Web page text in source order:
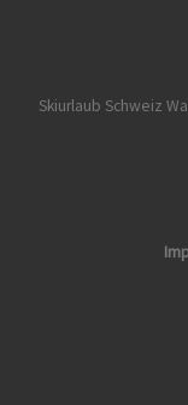
Skiurlaub Schweiz